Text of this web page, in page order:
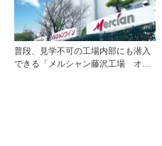
普段、見学不可の工場内部にも潜入
できる「メルシャン藤沢工場 オン